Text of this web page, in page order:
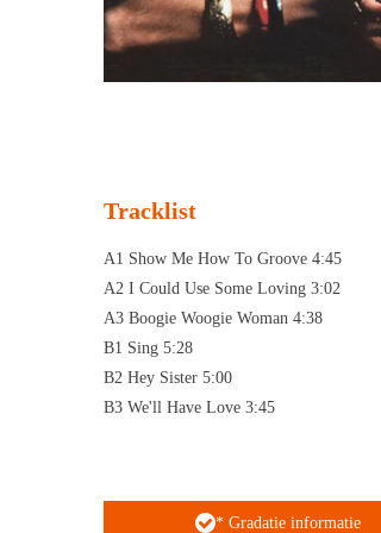
Tracklist
A1 Show Me How To Groove 4:45
A2 I Could Use Some Loving 3:02
A3 Boogie Woogie Woman 4:38
B1 Sing 5:28
B2 Hey Sister 5:00
B3 We'll Have Love 3:45
* Gradatie informatie